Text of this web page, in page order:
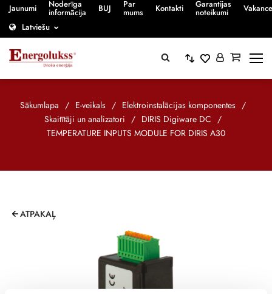
Jaunumi Noderīga
informācija BUJ Par
mums Kontakti Garantijas
noteikumi
Latviešu
Sākumlapa / E-veikals / Elektroinstalācijas komponentes /
Skaitītāji un analizatori / DIRIS Digiware DC /
TEMPERATURE INPUTS MODULE FOR DIRIS A30
ATPAKAĻ